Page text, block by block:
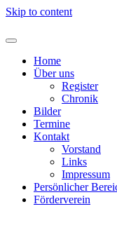
Skip to content
Home
Über uns
Register
Chronik
Bilder
Termine
Kontakt
Vorstand
Links
Impressum
Persönlicher
Förderverein